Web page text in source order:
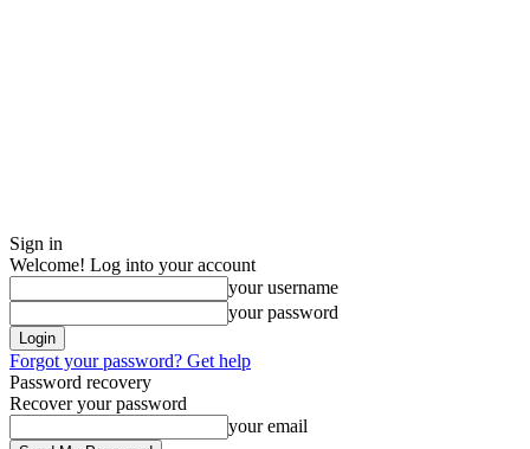
Sign in
Welcome! Log into your account
your username
your password
Forgot your password? Get help
Password recovery
Recover your password
your email